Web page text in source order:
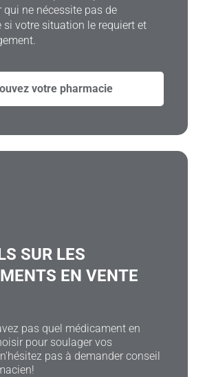
qui ne nécessite pas de
si votre situation le requiert et
votre pharmacie
SUR LES
EN VENTE
pas quel médicament en
pour soulager vos
pas à demander conseil